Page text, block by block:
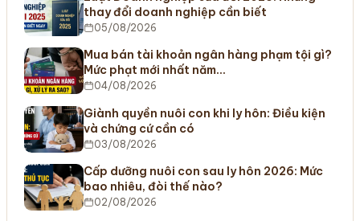
thay đổi doanh nghiệp cần biết
05/08/2026
Mua bán tài khoản ngân hàng phạm tội gì?
Mức phạt mới nhất năm…
04/08/2026
Giành quyền nuôi con khi ly hôn: Điều kiện
và chứng cứ cần có
03/08/2026
Cấp dưỡng nuôi con sau ly hôn 2026: Mức
bao nhiêu, đòi thế nào?
02/08/2026